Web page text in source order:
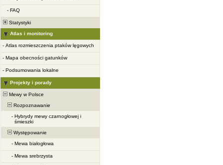
- FAQ
Statystyki
Atlas i monitoring
- Atlas rozmieszczenia ptaków lęgowych
- Mapa obecności gatunków
- Podsumowania lokalne
Projekty i porady
Mewy w Polsce
Rozpoznawanie
- Hybrydy mewy czarnogłowej i
śmieszki
Występowanie
- Mewa białogłowa
- Mewa srebrzysta